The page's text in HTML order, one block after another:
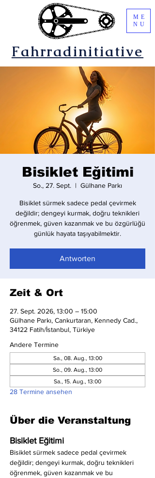
Fahrradinitiative
ME
NU
Bisiklet Eğitimi
So., 27. Sept.
  |
Gülhane Parkı
Bisiklet sürmek sadece pedal çevirmek
değildir; dengeyi kurmak, doğru teknikleri
öğrenmek, güven kazanmak ve bu özgürlüğü
günlük hayata taşıyabilmektir.
Antworten
Zeit & Ort
27. Sept. 2026, 13:00 – 15:00
Gülhane Parkı, Cankurtaran, Kennedy Cad.,
34122 Fatih/İstanbul, Türkiye
Andere Termine
Sa., 08. Aug., 13:00
So., 09. Aug., 13:00
Sa., 15. Aug., 13:00
28 Termine ansehen
Über die Veranstaltung
Bisiklet Eğitimi
Bisiklet sürmek sadece pedal çevirmek
değildir; dengeyi kurmak, doğru teknikleri
öğrenmek, güven kazanmak ve bu